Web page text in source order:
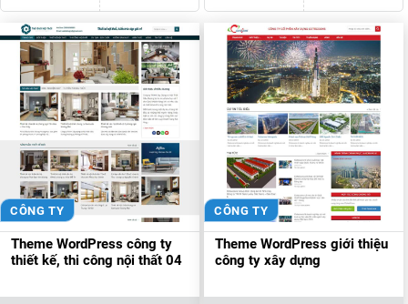
CÔNG TY
Theme WordPress công ty
thiết kế, thi công nội thất 04
CÔNG TY
Theme WordPress giới thiệu
công ty xây dựng